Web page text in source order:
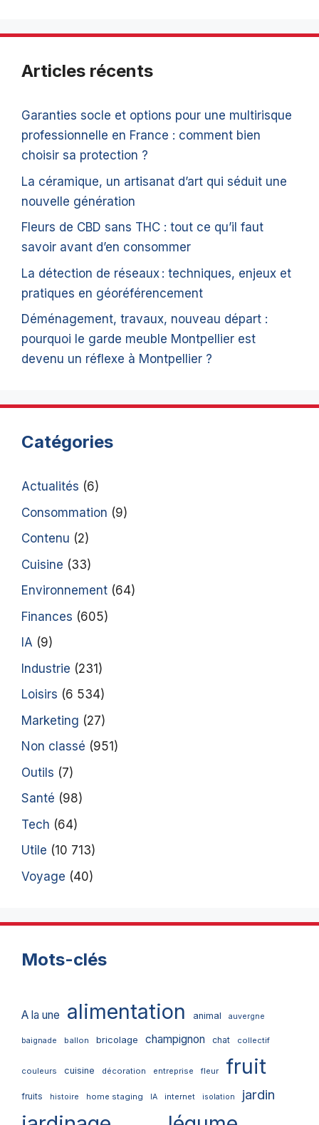
Articles récents
Garanties socle et options pour une multirisque
professionnelle en France : comment bien
choisir sa protection ?
La céramique, un artisanat d’art qui séduit une
nouvelle génération
Fleurs de CBD sans THC : tout ce qu’il faut
savoir avant d’en consommer
La détection de réseaux : techniques, enjeux et
pratiques en géoréférencement
Déménagement, travaux, nouveau départ :
pourquoi le garde meuble Montpellier est
devenu un réflexe à Montpellier ?
Catégories
Actualités (6)
Consommation (9)
Contenu (2)
Cuisine (33)
Environnement (64)
Finances (605)
IA (9)
Industrie (231)
Loisirs (6 534)
Marketing (27)
Non classé (951)
Outils (7)
Santé (98)
Tech (64)
Utile (10 713)
Voyage (40)
Mots-clés
A la une alimentation animal auvergne
baignade ballon bricolage champignon chat collectif
couleurs cuisine décoration entreprise fleur fruit
fruits histoire home staging IA internet isolation jardin